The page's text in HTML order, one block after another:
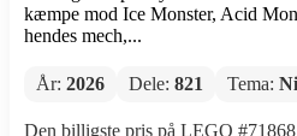
kæmpe mod Ice Monster, Acid
hendes mech,...
År: 2026 Dele: 821 Tema:
Den billigste pris på LEGO